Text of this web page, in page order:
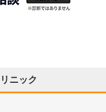
ニック